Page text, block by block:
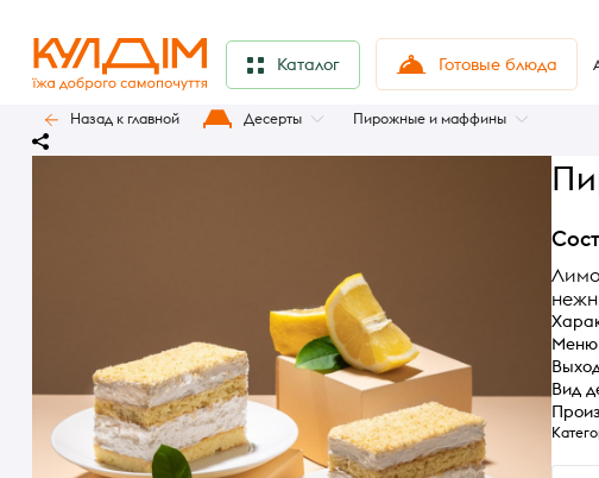
Каталог Готовые блюда
Назад к главной Десерты Пирожные и маффины
Меню
Вид